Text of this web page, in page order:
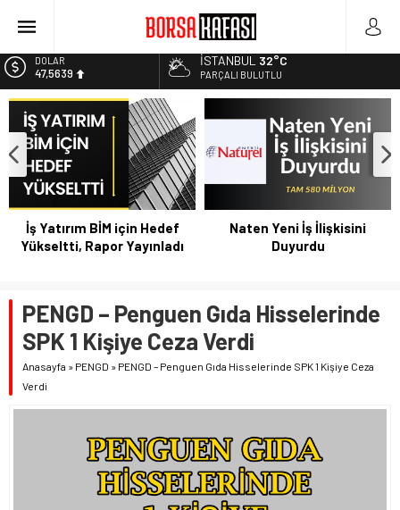
Borsa Bugün Ne Olur? 04/08/2023
Haftanın En Çok Kazandıran Yatırım Aracı
Bitcoin Halving Sonrası Kripto Para Piyasası
2027 Borsa Yatırımları: Akıllı Portföy Stratejileri
DOLAR
47,5639
EURO
54,9859
ALTIN
6.496,95
BİST
13.703,13
İSTANBUL 32°C
PARÇALI BULUTLU
İş Yatırım BİM için Hedef
Yükseltti, Rapor Yayınladı
Naten Yeni İş İlişkisini
Duyurdu
PENGD – Penguen Gıda Hisselerinde
SPK 1 Kişiye Ceza Verdi
Anasayfa » PENGD » PENGD – Penguen Gıda Hisselerinde SPK 1 Kişiye Ceza
Verdi